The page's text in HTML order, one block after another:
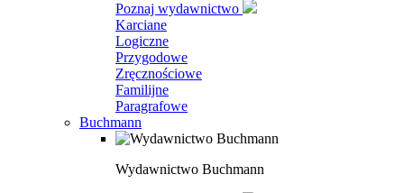
Poznaj wydawnictwo
Karciane
Logiczne
Przygodowe
Zręcznościowe
Familijne
Paragrafowe
Buchmann
Wydawnictwo Buchmann